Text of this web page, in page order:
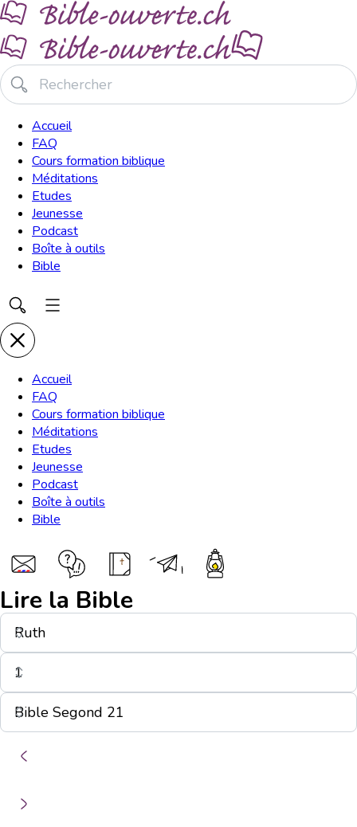
Accueil
FAQ
Cours formation biblique
Méditations
Etudes
Jeunesse
Podcast
Boîte à outils
Bible
Accueil
FAQ
Cours formation biblique
Méditations
Etudes
Jeunesse
Podcast
Boîte à outils
Bible
Lire la Bible